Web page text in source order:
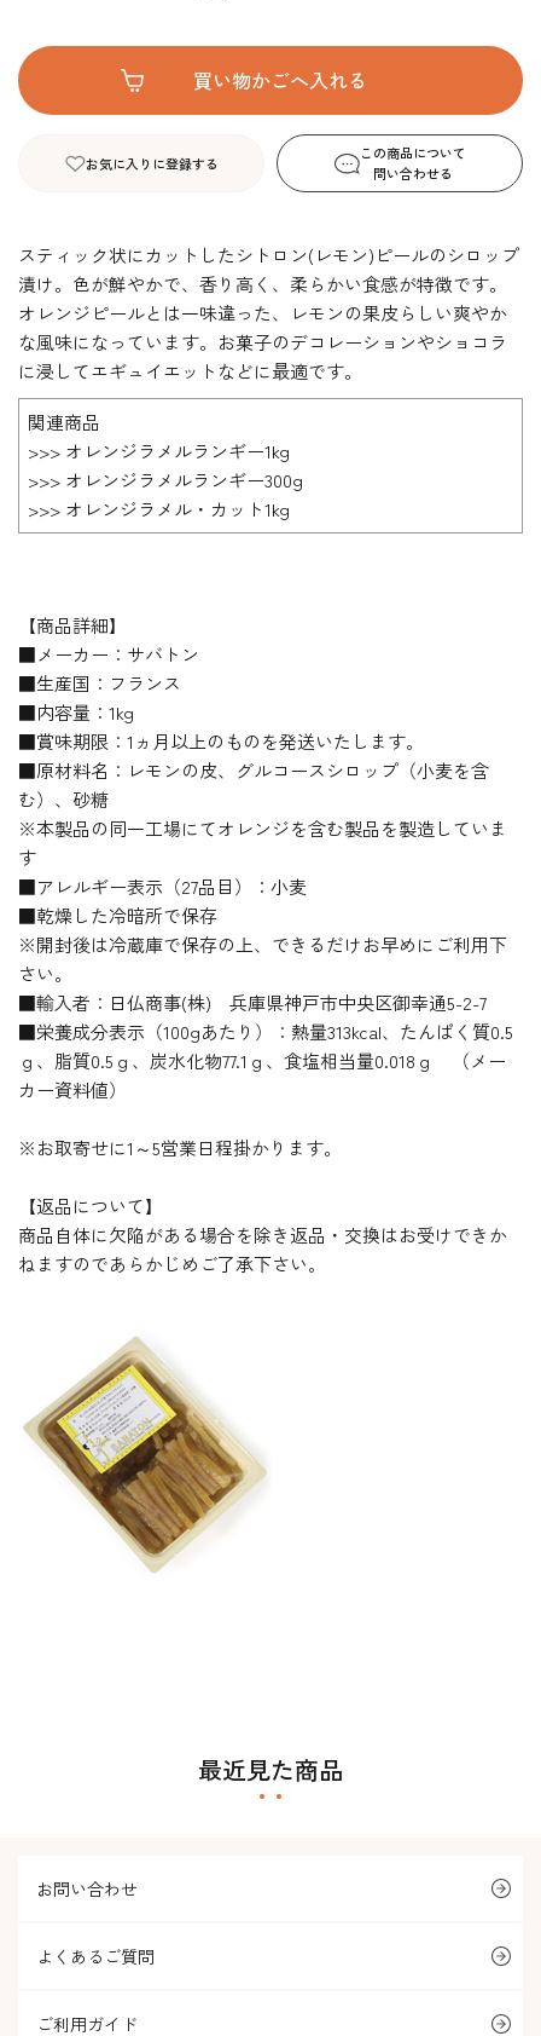
お気に入りに登録する
この商品について
問い合わせる
スティック状にカットしたシトロン(レモン)ピールのシロップ
漬け。色が鮮やかで、香り高く、柔らかい食感が特徴です。
オレンジピールとは一味違った、レモンの果皮らしい爽やか
な風味になっています。お菓子のデコレーションやショコラ
に浸してエギュイエットなどに最適です。
関連商品
>>> オレンジラメルランギー1kg
>>> オレンジラメルランギー300g
>>> オレンジラメル・カット1kg
【商品詳細】
■メーカー：サバトン
■生産国：フランス
■内容量：1kg
■賞味期限：1ヵ月以上のものを発送いたします。
■原材料名：レモンの皮、グルコースシロップ（小麦を含
む）、砂糖
※本製品の同一工場にてオレンジを含む製品を製造していま
す
■アレルギー表示（27品目）：小麦
■乾燥した冷暗所で保存
※開封後は冷蔵庫で保存の上、できるだけお早めにご利用下
さい。
■輸入者：日仏商事(株) 兵庫県神戸市中央区御幸通5-2-7
■栄養成分表示（100gあたり）：熱量313kcal、たんぱく質0.5
ｇ、脂質0.5ｇ、炭水化物77.1ｇ、食塩相当量0.018ｇ （メー
カー資料値）
※お取寄せに1～5営業日程掛かります。
【返品について】
商品自体に欠陥がある場合を除き返品・交換はお受けできか
ねますのであらかじめご了承下さい。
最近見た商品
お問い合わせ
よくあるご質問
ご利用ガイド